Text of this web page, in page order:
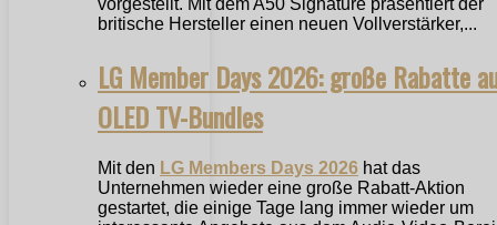
vorgestellt. Mit dem A50 Signature präsentiert der
britische Hersteller einen neuen Vollverstärker,...
LG Member Days 2026: große Rabatte
OLED TV-Bundles
Mit den LG Members Days 2026 hat das
Unternehmen wieder eine große Rabatt-Aktion
gestartet, die einige Tage lang immer wieder um